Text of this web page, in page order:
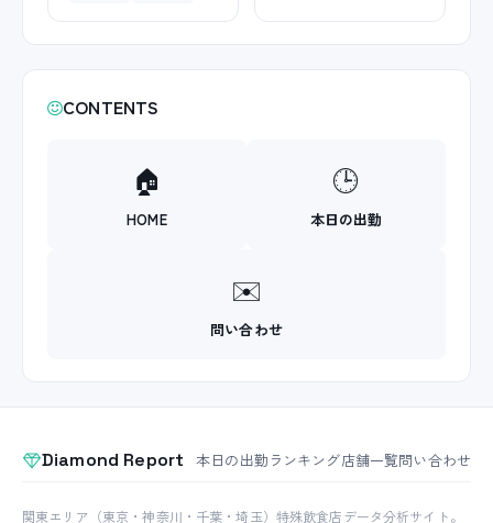
CONTENTS
🏠
HOME
🕒
本日の出勤
✉️
問い合わせ
Diamond Report 本日の出勤ランキング店舗一覧問い合わせ
関東エリア（東京・神奈川・千葉・埼玉）特殊飲食店データ分析サイト。